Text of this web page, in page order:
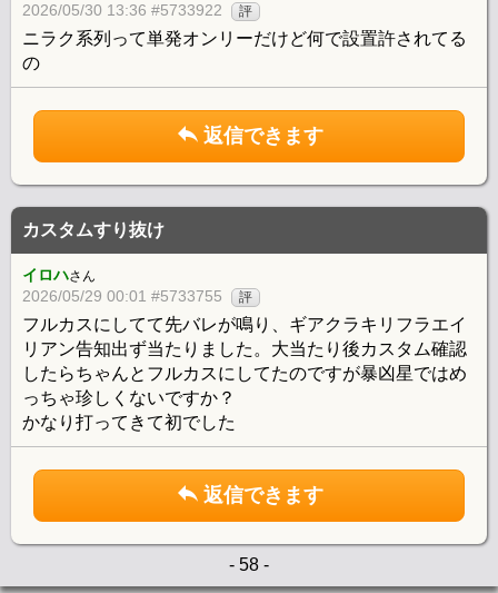
2026/05/30 13:36 #5733922 評
ニラク系列って単発オンリーだけど何で設置許されてる
の
返信できます
カスタムすり抜け
イロハさん
2026/05/29 00:01 #5733755 評
フルカスにしてて先バレが鳴り、ギアクラキリフラエイ
リアン告知出ず当たりました。大当たり後カスタム確認
したらちゃんとフルカスにしてたのですが暴凶星ではめ
っちゃ珍しくないですか？
かなり打ってきて初でした
返信できます
- 58 -